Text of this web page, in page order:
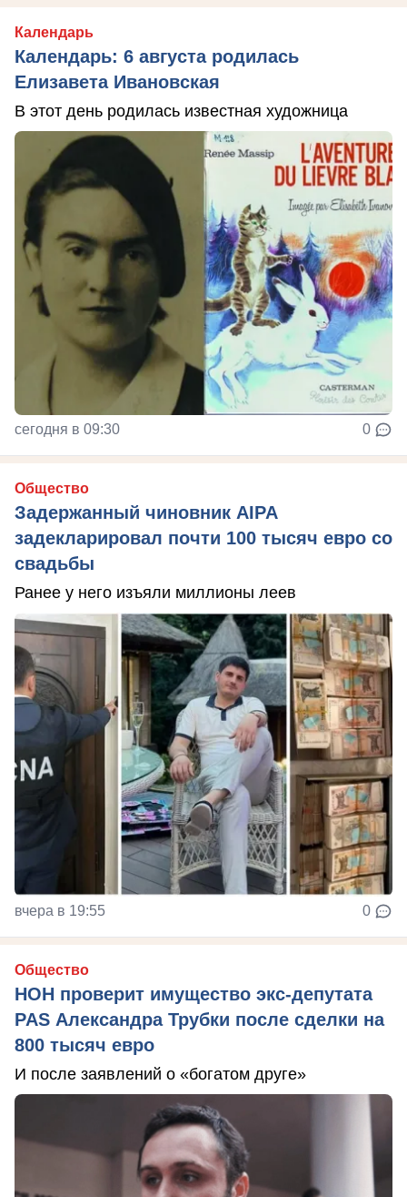
Календарь
Календарь: 6 августа родилась
Елизавета Ивановская
В этот день родилась известная художница
сегодня в 09:30 0
Общество
Задержанный чиновник AIPA
задекларировал почти 100 тысяч евро со
свадьбы
Ранее у него изъяли миллионы леев
вчера в 19:55 0
Общество
НОН проверит имущество экс-депутата
PAS Александра Трубки после сделки на
800 тысяч евро
И после заявлений о «богатом друге»